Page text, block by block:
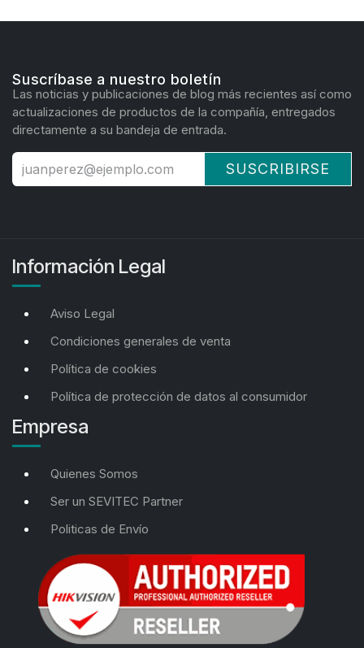
Suscríbase a nuestro boletín
Las noticias y publicaciones de blog más recientes así como
actualizaciones de productos de la compañía, entregados
directamente a su bandeja de entrada.
SUSCRIBIRSE
Información Legal
Aviso Legal
Condiciones generales de venta
Política de cookies
Política de protección de datos al consumidor
Empresa
Quienes Somos
Ser un SEVITEC Partner
Politicas de Envío